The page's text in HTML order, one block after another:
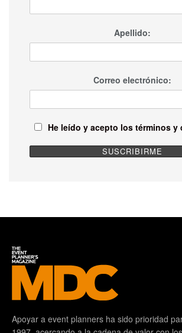
Apellido:
Correo electrónico:
He leído y acepto los términos
Apoyar a event planners ha sido prioridad